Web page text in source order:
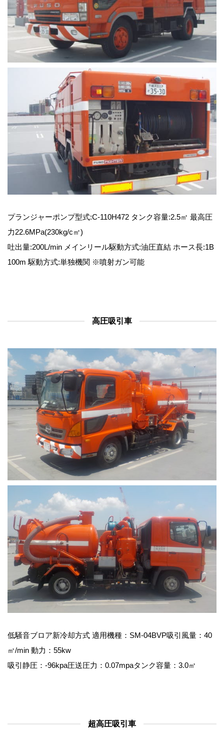
プランジャーポンプ型式:C-110H472 タンク容量:2.5㎥ 最高圧
力22.6MPa(230kg/c㎡)
吐出量:200L/min メインリール駆動方式:油圧直結 ホース長:1B
100m 駆動方式:単独機関 ※噴射ガン可能
高圧吸引車
低騒音ブロア新冷却方式 適用機種：SM-04BVP吸引風量：40
㎥/min 動力：55kw
吸引静圧：-96kpa圧送圧力：0.07mpaタンク容量：3.0㎥
超高圧吸引車